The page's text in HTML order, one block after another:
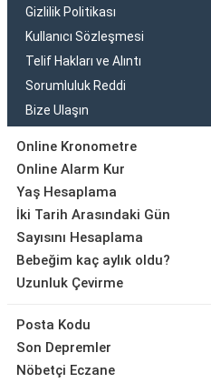
Gizlilik Politikası
Kullanıcı Sözleşmesi
Telif Hakları ve Alıntı
Sorumluluk Reddi
Bize Ulaşın
Online Kronometre
Online Alarm Kur
Yaş Hesaplama
İki Tarih Arasındaki Gün
Sayısını Hesaplama
Bebeğim kaç aylık oldu?
Uzunluk Çevirme
Posta Kodu
Son Depremler
Nöbetçi Eczane